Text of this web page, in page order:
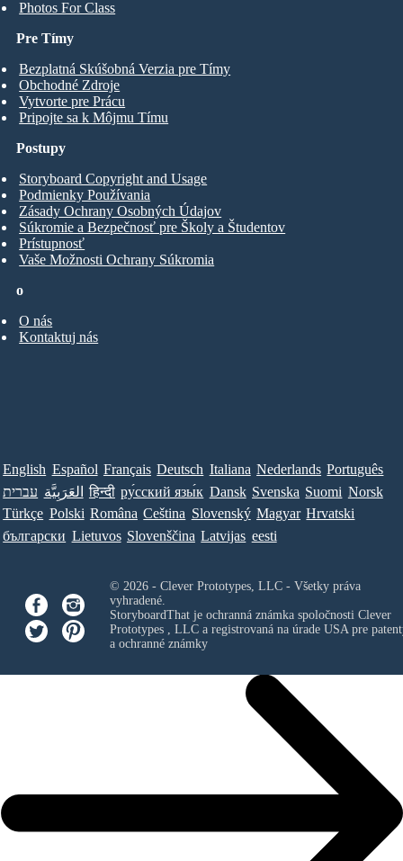
Photos For Class
Pre Tímy
Bezplatná Skúšobná Verzia pre Tímy
Obchodné Zdroje
Vytvorte pre Prácu
Pripojte sa k Môjmu Tímu
o
O nás
Kontaktuj nás
Postupy
Storyboard Copyright and Usage
Podmienky Používania
Zásady Ochrany Osobných Údajov
Súkromie a Bezpečnosť pre Školy a Študentov
Prístupnosť
Vaše Možnosti Ochrany Súkromia
English Español Français Deutsch Italiana Nederlands Português
עברית العَرَبِيَّة हिन्दी ру́сский язы́к Dansk Svenska Suomi Norsk
Türkçe Polski Româna Ceština Slovenský Magyar Hrvatski
български Lietuvos Slovenščina Latvijas eesti
© 2026 - Clever Prototypes, LLC - Všetky práva
vyhradené.
StoryboardThat je ochranná známka spoločnosti Clever
Prototypes , LLCa registrovaná na úrade USA pre
a ochranné známky